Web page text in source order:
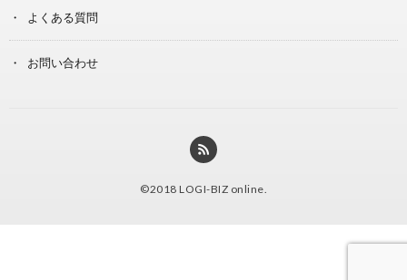
よくある質問
お問い合わせ
©2018 LOGI-BIZ online